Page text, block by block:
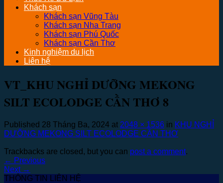
Khách sạn
Khách sạn Vũng Tàu
Khách sạn Nha Trang
Khách sạn Phú Quốc
Khách sạn Cần Thơ
Kinh nghiệm du lịch
Liên hệ
VT_KHU NGHỈ DƯỠNG MEKONG
SILT ECOLODGE CẦN THƠ 8
Published 28 Tháng Ba, 2024 at 2048 × 1536 in KHU NGHỈ
DƯỠNG MEKONG SILT ECOLODGE CẦN THƠ
Trackbacks are closed, but you can post a comment.
← Previous
Next →
THÔNG TIN LIÊN HỆ